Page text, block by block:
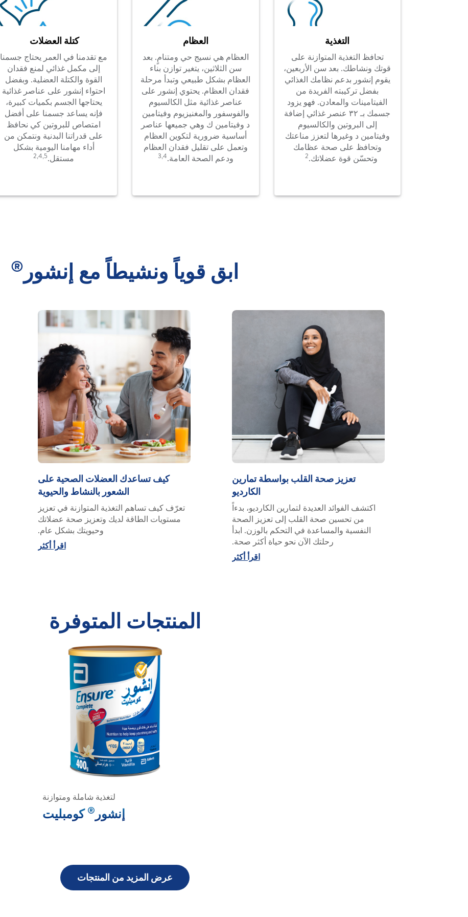
التغذية
تحافظ التغذية المتوازنة على
قوتك ونشاطك. بعد سن الأربعين،
يقوم إنشور بدعم نظامك الغذائي
بفضل تركيبته الفريدة من
الفيتامينات والمعادن. فهو يزود
جسمك بـ ٣٢ عنصر غذائي إضافة
إلى البروتين والكالسيوم
وفيتامين د وغيرها لتعزز مناعتك
وتحافظ على صحة عظامك
وتحسّن قوة عضلاتك.2
العظام
العظام هي نسيج حي ومتنامٍ. بعد
سن الثلاثين، يتغير توازن بناء
العظام بشكل طبيعي وتبدأ مرحلة
فقدان العظام. يحتوي إنشور على
عناصر غذائية مثل الكالسيوم
والفوسفور والمغنيزيوم وفيتامين
د وفيتامين ك وهي جميعها عناصر
أساسية ضرورية لتكوين العظام
وتعمل على تقليل فقدان العظام
ودعم الصحة العامة.3,4
كتلة العضلات
مع تقدمنا في العمر يحتاج جسمنا
إلى مكمل غذائي لمنع فقدان
القوة والكتلة العضلية. وبفضل
احتواء إنشور على عناصر غذائية
يحتاجها الجسم بكميات كبيرة،
فإنه يساعد جسمنا على أفضل
امتصاص للبروتين كي نحافظ
على قدراتنا البدنية ونتمكن من
أداء مهامنا اليومية بشكل
مستقل.2,4,5​
ابق قوياً ونشيطاً مع إنشور ®
تعزيز صحة القلب بواسطة تمارين
الكارديو
اكتشف الفوائد العديدة لتمارين الكارديو، بدءاً
من تحسين صحة القلب إلى تعزيز الصحة
النفسية والمساعدة في التحكم بالوزن. ابدأ
رحلتك الآن نحو حياة أكثر صحة.
اقرأ أكثر
كيف تساعدك العضلات الصحية على
الشعور بالنشاط والحيوية
تعرّف كيف تساهم التغذية المتوازنة في تعزيز
مستويات الطاقة لديك وتعزيز صحة عضلاتك
وحيويتك بشكل عام.
اقرأ أكثر
المنتجات المتوفرة
لتغذية شاملة ومتوازنة
إنشور ® كومبليت
عرض المزيد من المنتجات